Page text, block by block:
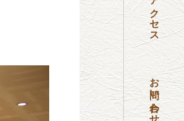
アクセス
お問い合わせ